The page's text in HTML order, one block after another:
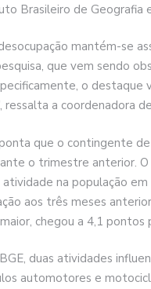
Brasileiro de Geografia
mantém-se
que vem sendo
o destaque
ressalta a coordenadora
que o contingente
o trimestre anterior.
na população
aos três meses
chegou a 4,1 pontos
duas atividades
automotores e